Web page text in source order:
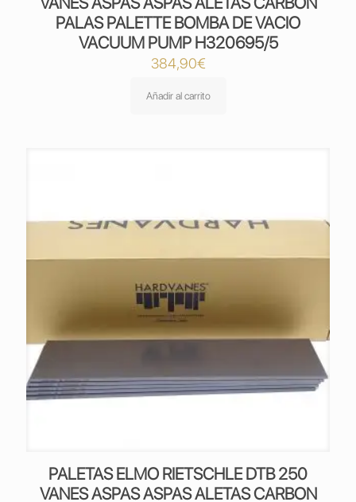
PALAS PALETTE BOMBA DE VACIO
VACUUM PUMP H320695/5
384,90€
Añadir al carrito
PALETAS ELMO RIETSCHLE DTB 250
VANES ASPAS ASPAS ALETAS CARBON